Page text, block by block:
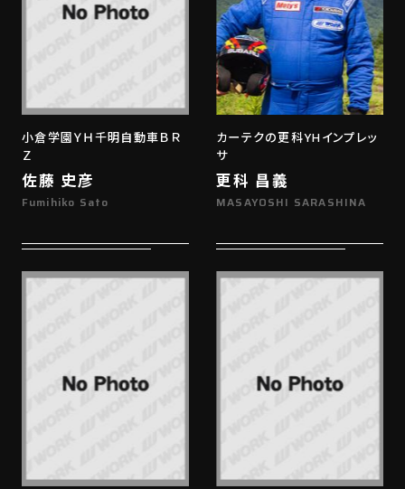
小倉学園ＹＨ千明自動車ＢＲ
Ｚ
佐藤 史彦
Fumihiko Sato
カーテクの更科YHインプレッ
サ
更科 昌義
MASAYOSHI SARASHINA